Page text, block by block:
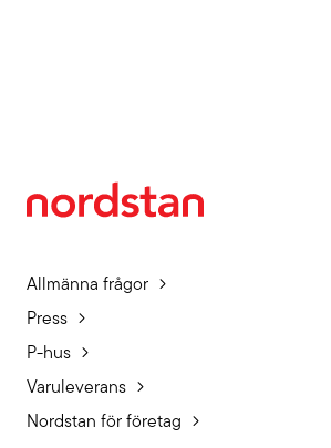
Allmänna frågor
Press
P-hus
Varuleverans
Nordstan för företag